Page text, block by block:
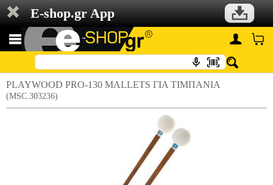
E-shop.gr App
PLAYWOOD PRO-130 MALLETS ΓΙΑ ΤΙΜΠΑΝΙΑ
(MSC.303236)